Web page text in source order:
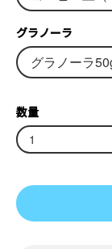
グラノーラ
数量